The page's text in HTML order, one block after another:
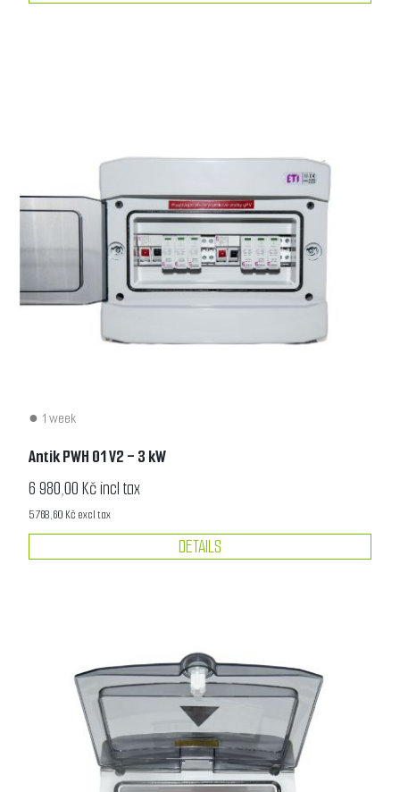
1 week
Antik PWH 01 V2 - 3 kW
6 980,00 Kč incl tax
5 768,60 Kč excl tax
DETAILS